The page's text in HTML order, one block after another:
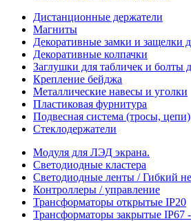
Дистанционные держатели
Магниты
Декоративные замки и защелки
Декоративные колпачки
Заглушки для табличек и болты
Крепление бейджа
Металлические навесы и уголки
Пластиковая фурнитура
Подвесная система (тросы, цепи)
Стеклодержатели
Модуля для ЛЭД экрана.
Светодиодные кластера
Светодиодные ленты / Гибкий
Контроллеры / управление
Трансформаторы открытые IP20
Трансформаторы закрытые IP67